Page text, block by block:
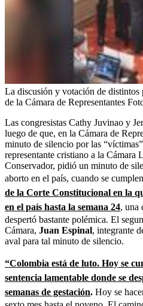
La discusión y votación de distintos
de la Cámara de Representantes
Las congresistas Cathy Juvinao y
luego de que, en la Cámara de
minuto de silencio por las
representante cristiano a la
Conservador, pidió un minuto de
aborto en el país, cuando se
de la Corte Constitucional en la
en el país hasta la semana 24, una
despertó bastante polémica. El
Cámara, Juan Espinal, integrante
aval para tal minuto de silencio.
“Colombia está de luto. Hoy se
sentencia lamentable donde se
semanas de gestación. Hoy se